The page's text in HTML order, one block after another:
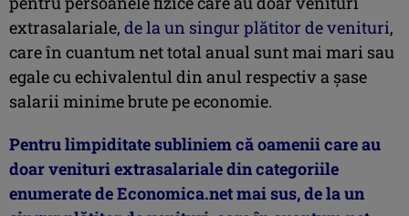
extrasalariale, de la un singur plătitor de venituri,
care în cuantum net total anual sunt mai mari sau
egale cu echivalentul din anul respectiv a şase
salarii minime brute pe economie.
Pentru limpiditate subliniem că oamenii care au
doar venituri extrasalariale din categoriile
enumerate de Economica.net mai sus, de la un